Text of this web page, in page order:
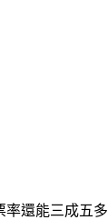
還能三成五